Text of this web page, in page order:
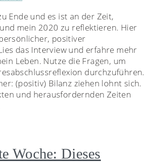
Ende und es ist an der Zeit,
mein 2020 zu reflektieren. Hier
positiver
das Interview und erfahre mehr
Leben. Nutze die Fragen, um
durchzuführen.
(positiv) Bilanz ziehen lohnt sich.
und herausfordernden Zeiten
Woche: Dieses